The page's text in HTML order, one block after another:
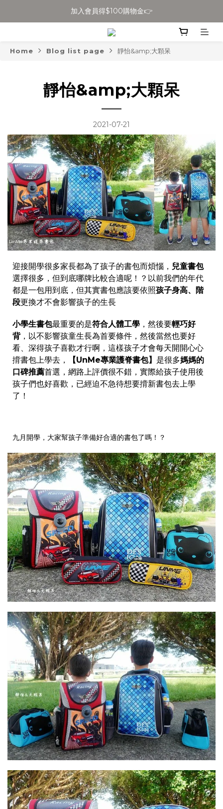
全館滿$699免運
加入會員得$100購物金👉
全館滿$699免運
Home Blog list page 靜怡&amp;大顆呆
靜怡&amp;大顆呆
2021-07-21
迎接開學很多家長都為了孩子的書包而煩惱， 兒童書包
選擇很多，但到底哪牌比較合適呢！？以前我們的年代
都是一包用到底，但其實書包應該要依照孩子身高、階
段更換才不會影響孩子的生長
小學生書包最重要的是符合人體工學 ，然後要輕巧好
背，以不影響孩童生長為首要條件，然後當然也要好
看、深得孩子喜歡才行啊，這樣孩子才會每天開開心心
揹書包上學去，
【UnMe專業護脊書包】 是很多媽媽的
口碑推薦首選，網路上評價很不錯，實際給孩子使用後
孩子們也好喜歡，已經迫不急待想要揹新書包去上學
了！
九月開學，大家幫孩子準備好合適的書包了嗎！？